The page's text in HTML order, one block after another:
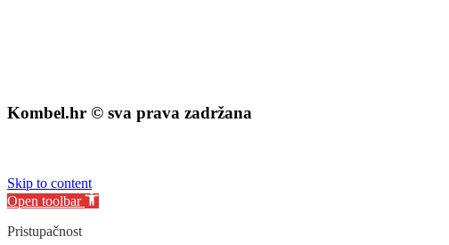
Kombel.hr © sva prava zadržana
Skip to content
Open toolbar
Pristupačnost